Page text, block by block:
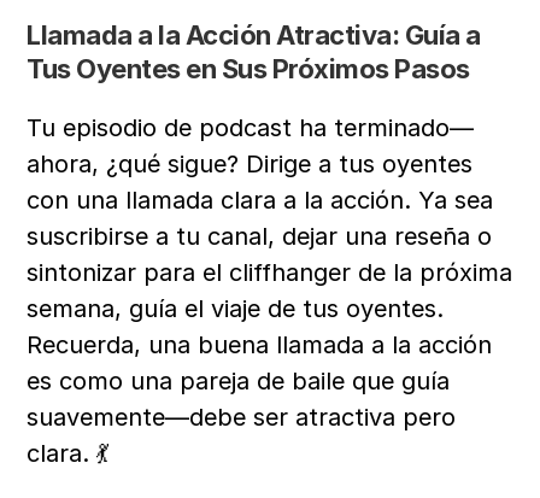
Llamada a la Acción Atractiva: Guía a
Tus Oyentes en Sus Próximos Pasos
Tu episodio de podcast ha terminado—
ahora, ¿qué sigue? Dirige a tus oyentes
con una llamada clara a la acción. Ya sea
suscribirse a tu canal, dejar una reseña o
sintonizar para el cliffhanger de la próxima
semana, guía el viaje de tus oyentes.
Recuerda, una buena llamada a la acción
es como una pareja de baile que guía
suavemente—debe ser atractiva pero
clara. 💃